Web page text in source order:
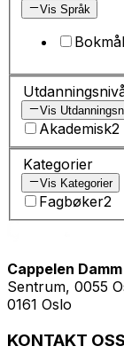
Vis Språk
Bokmål
Vis
Akademisk2
Kategorier
Vis Kategorier
Fagbøker2
Cappelen Damm
Sentrum, 0055
0161 Oslo
KONTAKT OSS